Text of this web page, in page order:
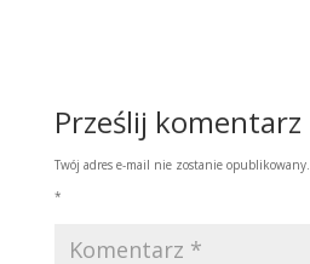
Prześlij komentarz
Twój adres e-mail nie zostanie opublikowany.
*